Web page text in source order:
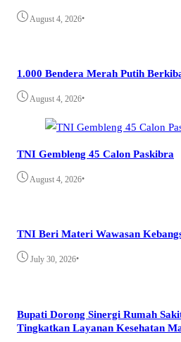
August 4, 2026•
1.000 Bendera Merah Putih
August 4, 2026•
TNI Gembleng 45 Calon Paskibra
August 4, 2026•
TNI Beri Materi Wawasan
July 30, 2026•
Bupati Dorong Sinergi Rumah
Tingkatkan Layanan Kesehatan